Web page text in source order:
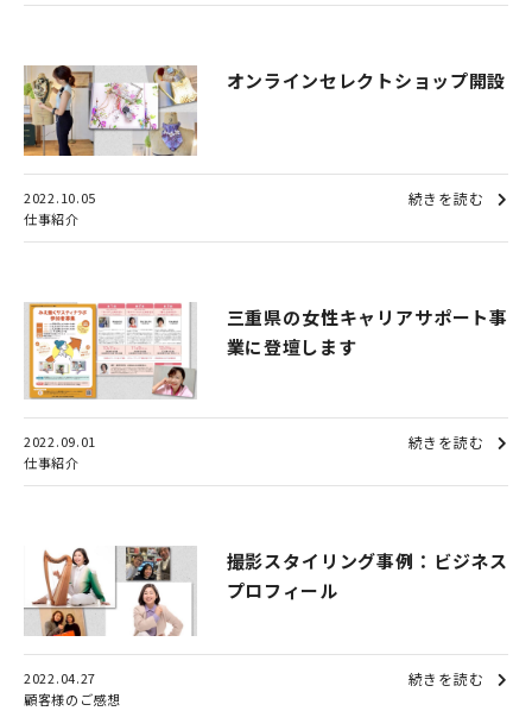
オンラインセレクトショップ開設
2022.10.05
仕事紹介
続きを読む
三重県の女性キャリアサポート事
業に登壇します
2022.09.01
仕事紹介
続きを読む
撮影スタイリング事例：ビジネス
プロフィール
2022.04.27
顧客様のご感想
続きを読む